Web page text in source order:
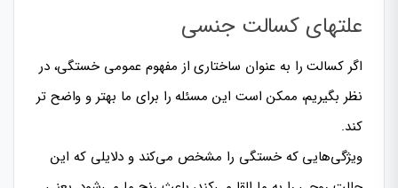
علتهای کسالت جنسی
اگر کسالت را به عنوان ساختاری از مفهوم عمومی خستگی، در
نظر بگیریم، ممکن است این مسئله را برای ما بهتر و واضح تر
کند.
ویژگی‌هایی که خستگی را مشخص می‌کند و دلایلی که این